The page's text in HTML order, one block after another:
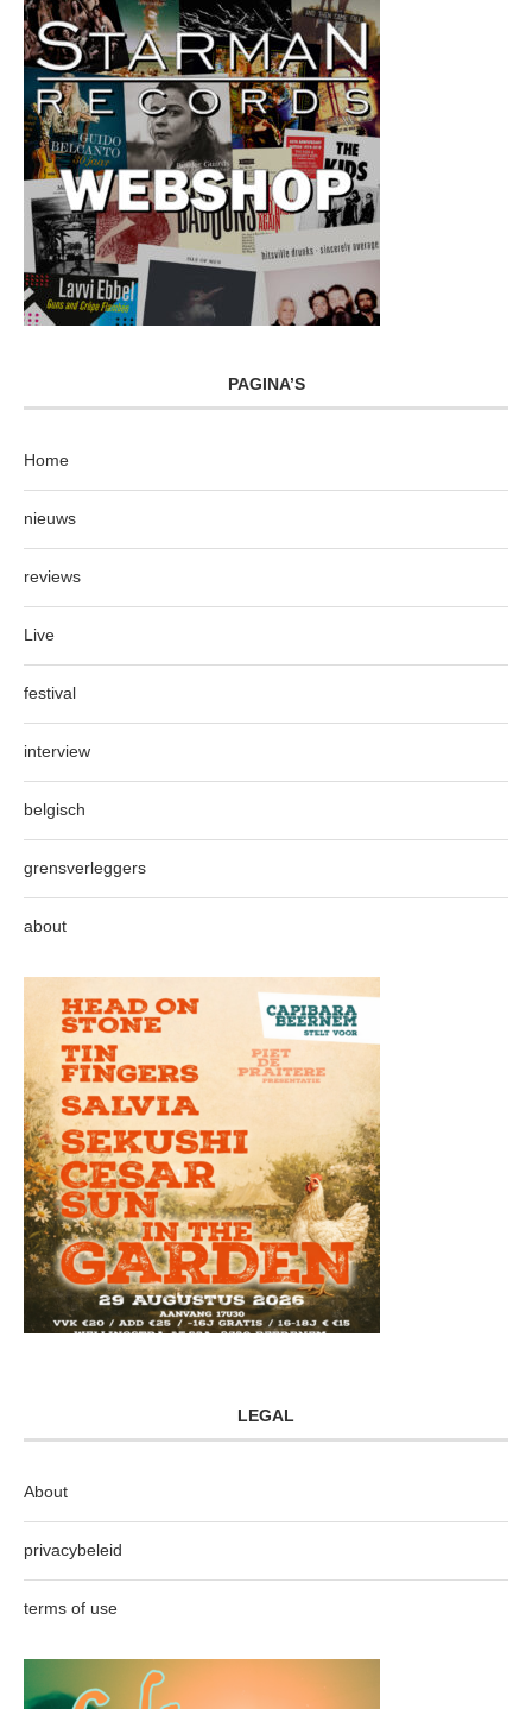
PAGINA’S
Home
nieuws
reviews
Live
festival
interview
belgisch
grensverleggers
about
LEGAL
About
privacybeleid
terms of use